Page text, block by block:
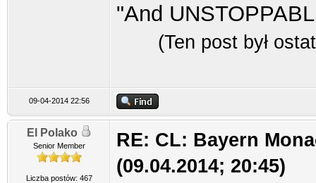
"And
(Ten post był
09-04-2014 22:56
El Polako
Senior Member
Liczba postów: 467
RE: CL: Bayern
(09.04.2014; 20:45)